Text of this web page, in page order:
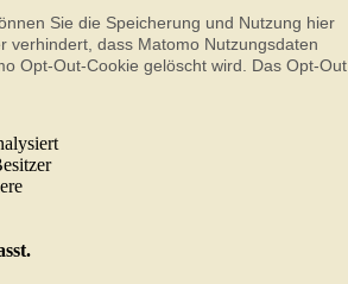
Sie die Speicherung und Nutzung hier
verhindert, dass Matomo Nutzungsdaten
Opt-Out-Cookie gelöscht wird. Das Opt-Out